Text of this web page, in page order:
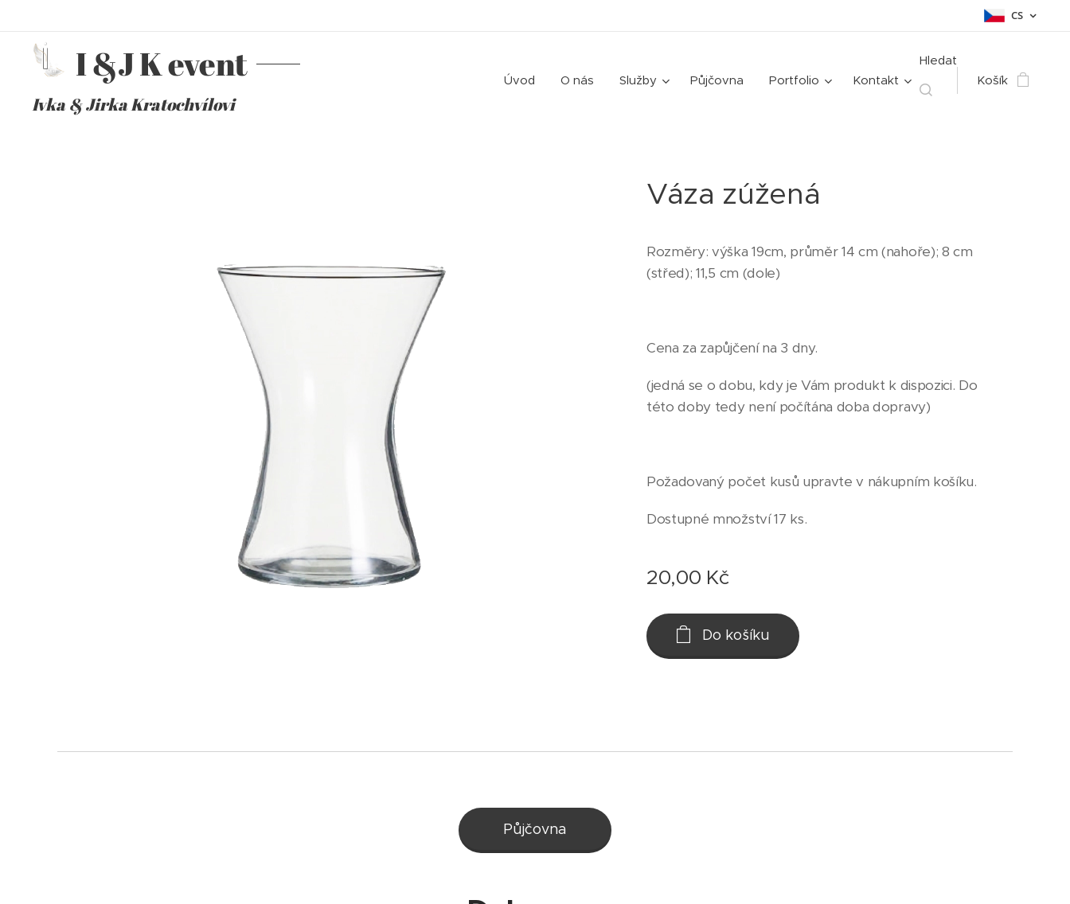
CS
I &J K event
Ivka & Jirka Kratochvílovi
Úvod O nás Služby Půjčovna Portfolio Kontakt
Hledat
Košík
Váza zúžená
Rozměry: výška 19cm, průměr 14 cm (nahoře); 8 cm
(střed); 11,5 cm (dole)
Cena za zapůjčení na 3 dny.
(jedná se o dobu, kdy je Vám produkt k dispozici. Do
této doby tedy není počítána doba dopravy)
Požadovaný počet kusů upravte v nákupním košíku.
Dostupné množství 17 ks.
20,00 Kč
Do košíku
Půjčovna